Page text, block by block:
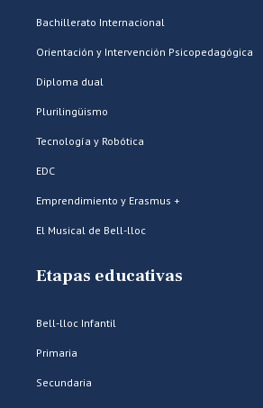
Bachillerato Internacional
Orientación y Intervención Psicopedagógica
Diploma dual
Plurilingüismo
Tecnología y Robótica
EDC
Emprendimiento y Erasmus +
El Musical de Bell-lloc
Etapas educativas
Bell-lloc Infantil
Primaria
Secundaria